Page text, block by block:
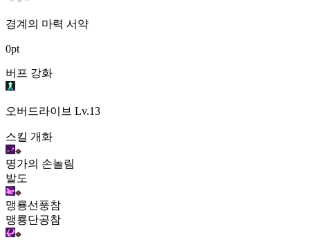
경계의 마력 서약
0pt
버프 강화
오버드라이브 Lv.13
스킬 개화
명가의 손놀림
발도
맹룡선풍참
맹룡단공참